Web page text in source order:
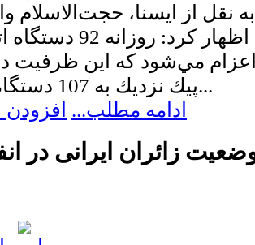
از ايسنا، حجت‌الاسلام
مهدي شهسواري، اظهار
مي‌شود كه اين ظرفيت
پيك نزديك به 107 دستگاه اتوبوس...
ادامه مطلب...
زائران ایرانی در